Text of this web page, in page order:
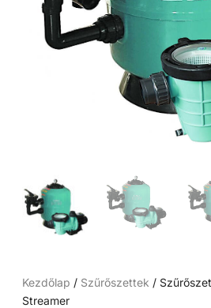
Kezdőlap / Szűrőszettek /
Streamer